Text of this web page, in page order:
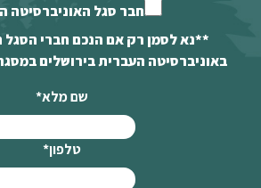
חבר סגל האוניברסיטה
**נא לסמן רק אם הנכם חברי הסגל
באוניברסיטה העברית בירושלים
שם מלא*
טלפון*